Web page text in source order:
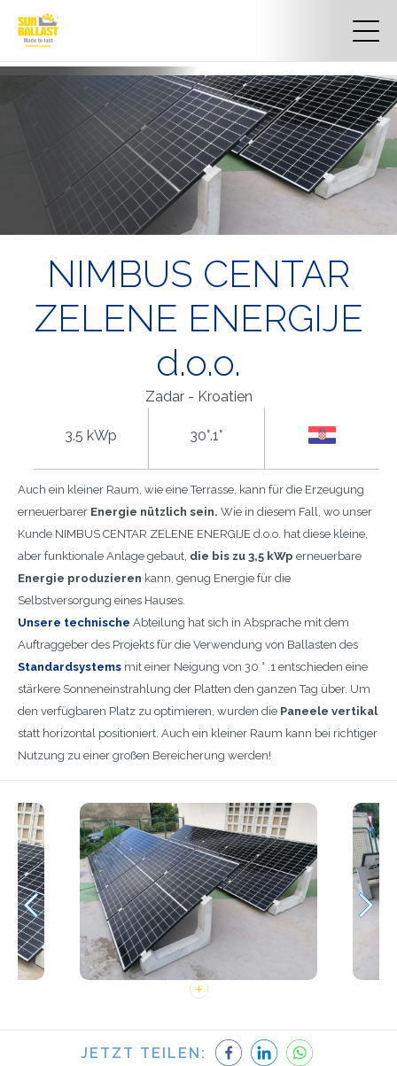
NIMBUS CENTAR
ZELENE ENERGIJE
d.o.o.
Zadar - Kroatien
3.5 kWp 30°.1°
Auch ein kleiner Raum, wie eine Terrasse, kann für die Erzeugung
erneuerbarer Energie nützlich sein. Wie in diesem Fall, wo unser
Kunde NIMBUS CENTAR ZELENE ENERGIJE d.o.o. hat diese kleine,
aber funktionale Anlage gebaut, die bis zu 3,5 kWp erneuerbare
Energie produzieren kann, genug Energie für die
Selbstversorgung eines Hauses.
Unsere technische Abteilung hat sich in Absprache mit dem
Auftraggeber des Projekts für die Verwendung von Ballasten des
Standardsystems mit einer Neigung von 30 ° .1 entschieden eine
stärkere Sonneneinstrahlung der Platten den ganzen Tag über. Um
den verfügbaren Platz zu optimieren, wurden die Paneele vertikal
statt horizontal positioniert. Auch ein kleiner Raum kann bei richtiger
Nutzung zu einer großen Bereicherung werden!
JETZT TEILEN: